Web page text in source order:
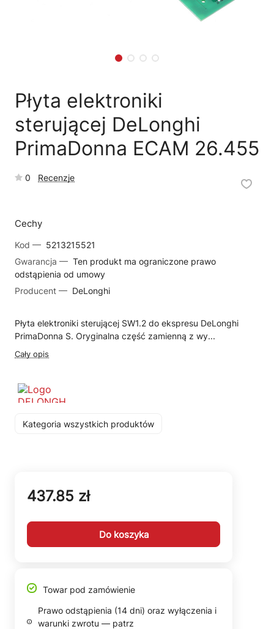
Płyta elektroniki
sterującej DeLonghi
PrimaDonna ECAM 26.455
0 Recenzje
Cechy
Kod — 5213215521
Gwarancja — Ten produkt ma ograniczone prawo
odstąpienia od umowy
Producent — DeLonghi
Płyta elektroniki sterującej SW1.2 do ekspresu DeLonghi
PrimaDonna S. Oryginalna część zamienną z wy...
Cały opis
Kategoria wszystkich produktów
437.85 zł
Do koszyka
Towar pod zamówienie
Prawo odstąpienia (14 dni) oraz wyłączenia i
warunki zwrotu — patrz
Reklamacja towaru